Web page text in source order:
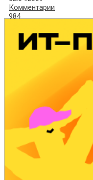
Комментарии
984